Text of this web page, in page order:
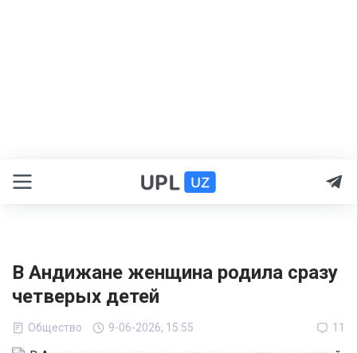
В Андижане женщина родила сразу
четверых детей
Общество 9-06-2026, 15:55 11